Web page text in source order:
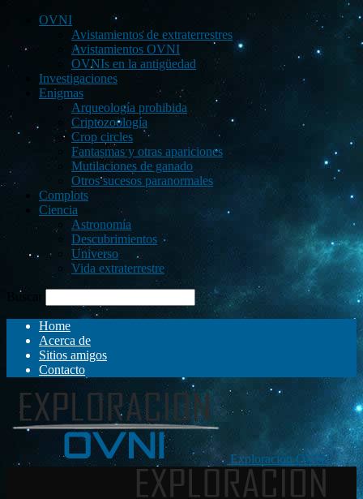
OVNI
Avistamientos de extraterrestres
Avistamientos OVNI
OVNIs en la antigüedad
Investigaciones
Enigmas
Arqueología prohibida
Criptozoología
Crop circles
Fantasmas y otras apariciones
Mutilaciones de ganado
Otros sucesos paranormales
Complots
Ciencia
Astronomía
Descubrimientos
Universo
Vida extraterrestre
Buscar
Home
Acerca de
Sitios amigos
Contacto
Exploración OVNI